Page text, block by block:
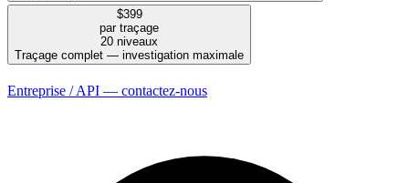
$399
par traçage
20 niveaux
Traçage complet — investigation maximale
Entreprise / API — contactez-nous